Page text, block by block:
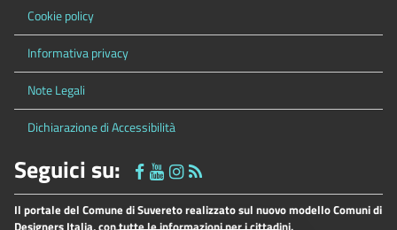
Cookie policy
Informativa privacy
Note Legali
Dichiarazione di Accessibilità
Seguici su:
Il portale del Comune di Suvereto realizzato sul nuovo modello Comuni di
Designers Italia, con tutte le informazioni per i cittadini.